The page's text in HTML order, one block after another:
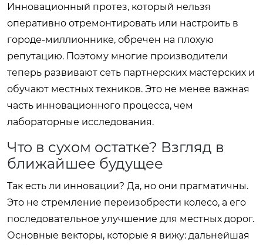
Инновационный протез, который нельзя
оперативно отремонтировать или настроить в
городе-миллионнике, обречен на плохую
репутацию. Поэтому многие производители
теперь развивают сеть партнерских мастерских и
обучают местных техников. Это не менее важная
часть инновационного процесса, чем
лабораторные исследования.
Что в сухом остатке? Взгляд в
ближайшее будущее
Так есть ли инновации? Да, но они прагматичны.
Это не стремление переизобрести колесо, а его
последовательное улучшение для местных дорог.
Основные векторы, которые я вижу: дальнейшая